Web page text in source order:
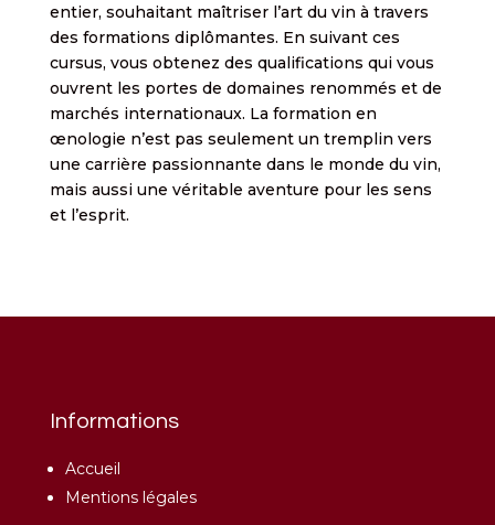
entier, souhaitant maîtriser l’art du vin à travers
des formations diplômantes. En suivant ces
cursus, vous obtenez des qualifications qui vous
ouvrent les portes de domaines renommés et de
marchés internationaux. La formation en
œnologie n’est pas seulement un tremplin vers
une carrière passionnante dans le monde du vin,
mais aussi une véritable aventure pour les sens
et l’esprit.
Informations
Accueil
Mentions légales